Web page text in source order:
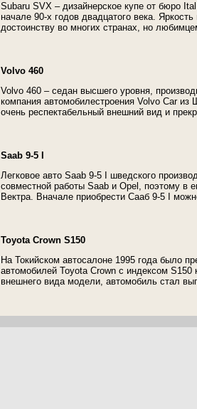
Subaru SVX – дизайнерское купе от бюро
начале 90-х годов двадцатого века.
достоинству во многих странах, но
Volvo 460
Volvo 460 – седан высшего уровня,
компания автомобилестроения Volvo Car
очень респектабельный внешний вид и
Saab 9-5 I
Легковое авто Saab 9-5 I шведского
совместной работы Saab и Opel, поэтому в
Вектра. Вначале приобрести Сааб 9-5 I
Toyota Crown S150
На Токийском автосалоне 1995 года было
автомобилей Toyota Crown с индексом
внешнего вида модели, автомобиль стал